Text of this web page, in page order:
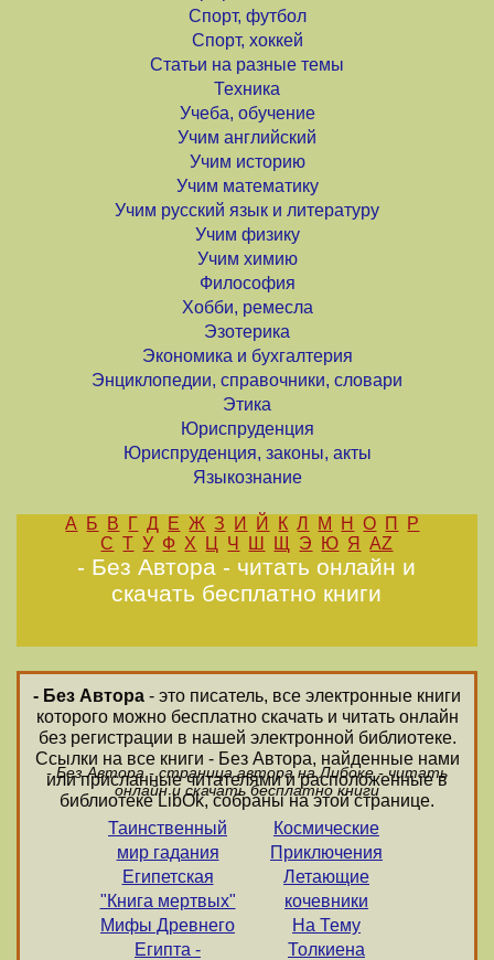
Спорт, футбол
Спорт, хоккей
Статьи на разные темы
Техника
Учеба, обучение
Учим английский
Учим историю
Учим математику
Учим русский язык и литературу
Учим физику
Учим химию
Философия
Хобби, ремесла
Эзотерика
Экономика и бухгалтерия
Энциклопедии, справочники, словари
Этика
Юриспруденция
Юриспруденция, законы, акты
Языкознание
А Б В Г Д Е Ж З И Й К Л М Н О П
Р
С Т У Ф Х Ц Ч Ш Щ Э Ю Я AZ
- Без Автора - читать онлайн и
скачать бесплатно книги
- Без Автора - это писатель, все электронные книги
которого можно бесплатно скачать и читать онлайн
без регистрации в нашей электронной библиотеке.
Ссылки на все книги - Без Автора, найденные нами
или присланные читателями и расположенные в
библиотеке LibOk, собраны на этой странице.
- Без Автора - страница автора на Либоке - читать
онлайн и скачать бесплатно книги
Таинственный
мир гадания
Египетская
"Книга мертвых"
Мифы Древнего
Египта -
Космические
Приключения
Летающие
кочевники
На Тему
Толкиена